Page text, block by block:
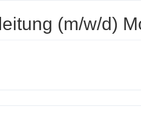
(m/w/d)